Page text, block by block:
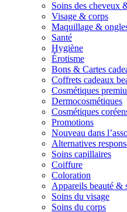
Soins des cheveux
Visage & corps
Maquillage &
Santé
Hygiène
Érotisme
Bons & Cartes
Coffrets cadeaux
Cosmétiques
Dermocosmétiques
Cosmétiques
Promotions
Nouveau dans
Alternatives
Soins capillaires
Coiffure
Coloration
Appareils beauté &
Soins du visage
Soins du corps